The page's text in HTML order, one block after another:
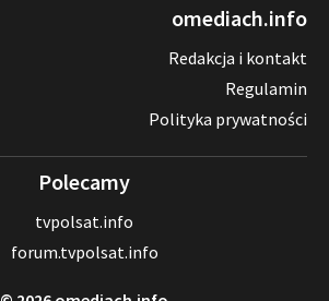
omediach.info
Redakcja i kontakt
Regulamin
Polityka prywatności
Polecamy
tvpolsat.info
forum.tvpolsat.info